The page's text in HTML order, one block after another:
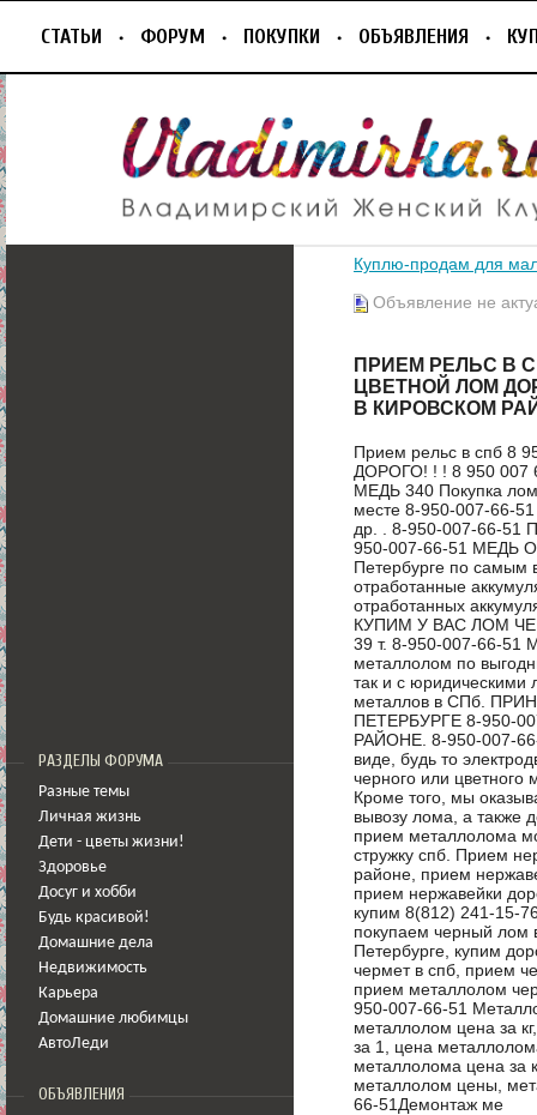
СТАТЬИ ФОРУМ ПОКУПКИ ОБЪЯВЛЕНИЯ
РАЗДЕЛЫ ФОРУМА
Разные темы
Личная жизнь
Дети - цветы жизни!
Здоровье
Досуг и хобби
Будь красивой!
Домашние дела
Недвижимость
Карьера
Домашние любимцы
АвтоЛеди
ОБЪЯВЛЕНИЯ
Куплю-продам для
Объявление не
ПРИЕМ РЕЛЬС В
ЦВЕТНОЙ ЛОМ
В КИРОВСКОМ
Прием рельс в спб
ДОРОГО! ! ! 8 950 007
МЕДЬ 340 Покупка
месте 8-950-007-66-
др. . 8-950-007-66-
950-007-66-51 МЕДЬ
Петербурге по
отработанные
отработанных
КУПИМ У ВАС ЛОМ
39 т. 8-950-007-66-51
металлолом по
так и с
металлов в СПб.
ПЕТЕРБУРГЕ 8-950-
РАЙОНЕ. 8-950-007-
виде, будь то
черного или
Кроме того, мы
вывозу лома, а также
прием металлолома
стружку спб. Прием
районе, прием
прием нержавейки
купим 8(812) 241-15-
покупаем черный лом
Петербурге, купим
чермет в спб, прием
прием металлолом
950-007-66-51
металлолом цена за
за 1, цена
металлолома цена за
металлолом цены,
66-51Демонтаж ме